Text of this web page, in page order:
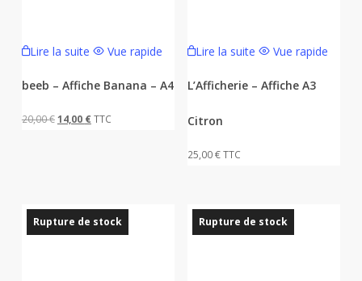
Lire la suite Vue rapide
beeb – Affiche Banana – A4
20,00€Le
14,00 €Le
TTC
Lire la suite Vue rapide
L’Afficherie – Affiche A3
Citron
25,00€TTC
Rupture de stock Rupture de stock